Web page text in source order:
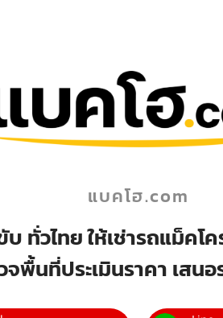
แบคโฮ.com
ทั่วไทย ให้เช่ารถแม็คโ
พื้นที่ประเมินราคา เสน